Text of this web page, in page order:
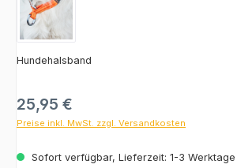
Hundehalsband
Regulärer Preis:
25,95 €
Preise inkl. MwSt. zzgl. Versandkosten
Sofort verfügbar, Lieferzeit: 1-3 Werktage